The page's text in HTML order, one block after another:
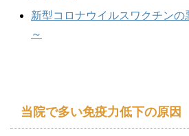
新型コロナウイルスワクチンの
～
当院で多い免疫力低下の原因